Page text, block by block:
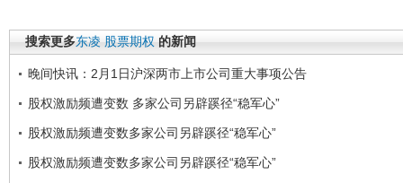
搜索更多东凌 股票期权 的新闻
晚间快讯：2月1日沪深两市上市公司重大事项公告
股权激励频遭变数 多家公司另辟蹊径“稳军心”
股权激励频遭变数多家公司另辟蹊径“稳军心”
股权激励频遭变数多家公司另辟蹊径“稳军心”